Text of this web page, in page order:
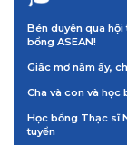
Bén duyên qua
bổng ASEAN!
Giấc mơ năm ấy,
Cha và con và
Học bổng Thạc sĩ
tuyển